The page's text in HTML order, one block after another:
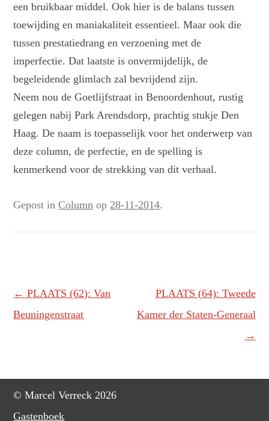
een bruikbaar middel. Ook hier is de balans tussen
toewijding en maniakaliteit essentieel. Maar ook die
tussen prestatiedrang en verzoening met de
imperfectie. Dat laatste is onvermijdelijk, de
begeleidende glimlach zal bevrijdend zijn.
Neem nou de Goetlijfstraat in Benoordenhout, rustig
gelegen nabij Park Arendsdorp, prachtig stukje Den
Haag. De naam is toepasselijk voor het onderwerp van
deze column, de perfectie, en de spelling is
kenmerkend voor de strekking van dit verhaal.
Gepost inColumn op 28-11-2014.
Berichtnavigatie
← PLAATS (62): Van
Beuningenstraat
PLAATS (64): Tweede
Kamer der Staten-Generaal
→
© Marcel Verreck 2026
Gastenboek